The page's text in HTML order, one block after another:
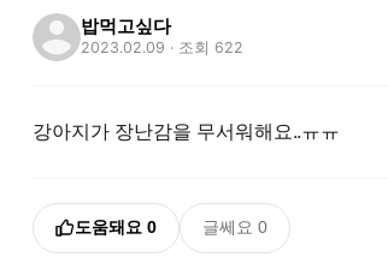
밥먹고싶다
2023.02.09 · 조회 622
강아지가 장난감을 무서워해요..ㅠㅠ
도움돼요 0 글쎄요 0